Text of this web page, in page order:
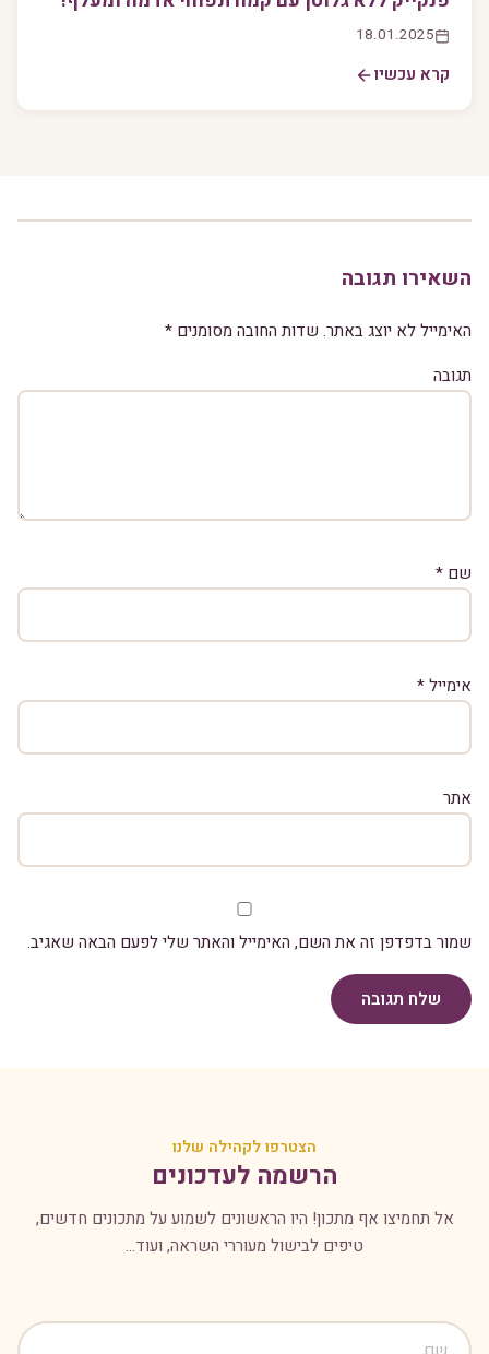
18.01.2025
קרא עכשיו
השאירו תגובה
האימייל לא יוצג באתר. שדות החובה מסומנים *
תגובה
שם *
אימייל*
אתר
שמור בדפדפן זה את השם, האימייל והאתר שלי לפעם הבאה שאגיב.
שלח תגובה
הצטרפו לקהילה שלנו
הרשמה לעדכונים
אל תחמיצו אף מתכון! היו הראשונים לשמוע על מתכונים חדשים,
טיפים לבישול מעוררי השראה, ועוד...